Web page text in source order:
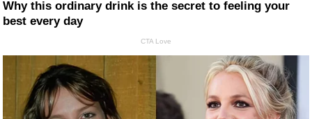
Why this ordinary drink is the secret to feeling your
best every day
CTA Love